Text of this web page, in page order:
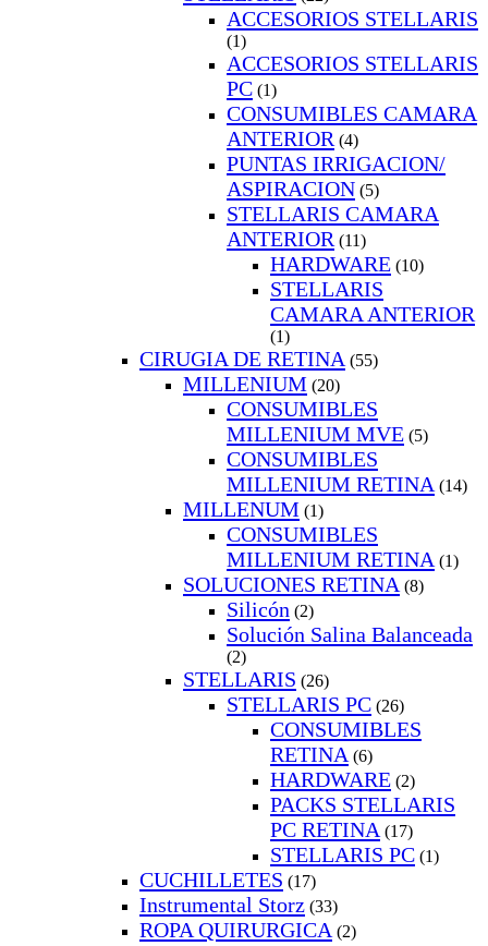
ACCESORIOS STELLARIS
(1)
ACCESORIOS STELLARIS
PC (1)
CONSUMIBLES CAMARA
ANTERIOR (4)
PUNTAS IRRIGACION/
ASPIRACION (5)
STELLARIS CAMARA
ANTERIOR (11)
HARDWARE (10)
STELLARIS
CAMARA ANTERIOR
(1)
CIRUGIA DE RETINA (55)
MILLENIUM (20)
CONSUMIBLES
MILLENIUM MVE (5)
CONSUMIBLES
MILLENIUM RETINA (14)
MILLENUM (1)
CONSUMIBLES
MILLENIUM RETINA (1)
SOLUCIONES RETINA (8)
Silicón (2)
Solución Salina Balanceada
(2)
STELLARIS (26)
STELLARIS PC (26)
CONSUMIBLES
RETINA (6)
HARDWARE (2)
PACKS STELLARIS
PC RETINA (17)
STELLARIS PC (1)
CUCHILLETES (17)
Instrumental Storz (33)
ROPA QUIRURGICA (2)